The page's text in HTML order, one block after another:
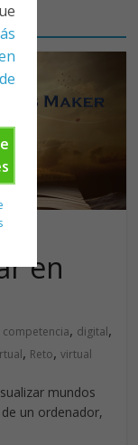
en
competencia, digital,
, Reto,virtual
mundos
un ordenador,